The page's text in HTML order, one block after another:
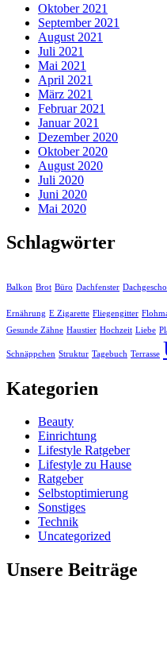
Oktober 2021
September 2021
August 2021
Juli 2021
Mai 2021
April 2021
März 2021
Februar 2021
Januar 2021
Dezember 2020
Oktober 2020
August 2020
Juli 2020
Juni 2020
Mai 2020
Schlagwörter
Balkon Brot Büro Dachfenster
Ernährung E Zigarette Fliegengitter
Gesunde Zähne Haustier Hochzeit Liebe
Schnäppchen Struktur Tagebuch Terrasse
Kategorien
Beauty
Einrichtung
Lifestyle Ratgeber
Lifestyle zu Hause
Ratgeber
Selbstoptimierung
Sonstiges
Technik
Uncategorized
Unsere Beiträge